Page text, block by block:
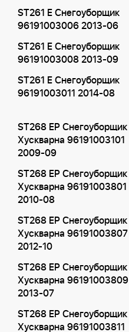
ST261 E Снегоуборщик
96191003006 2013-06
ST261 E Снегоуборщик
96191003008 2013-09
ST261 E Снегоуборщик
96191003011 2014-08
ST268 EP Снегоуборщик
Хускварна 96191003101
2009-09
ST268 EP Снегоуборщик
Хускварна 96191003801
2010-08
ST268 EP Снегоуборщик
Хускварна 96191003807
2012-10
ST268 EP Снегоуборщик
Хускварна 96191003809
2013-07
ST268 EP Снегоуборщик
Хускварна 96191003811